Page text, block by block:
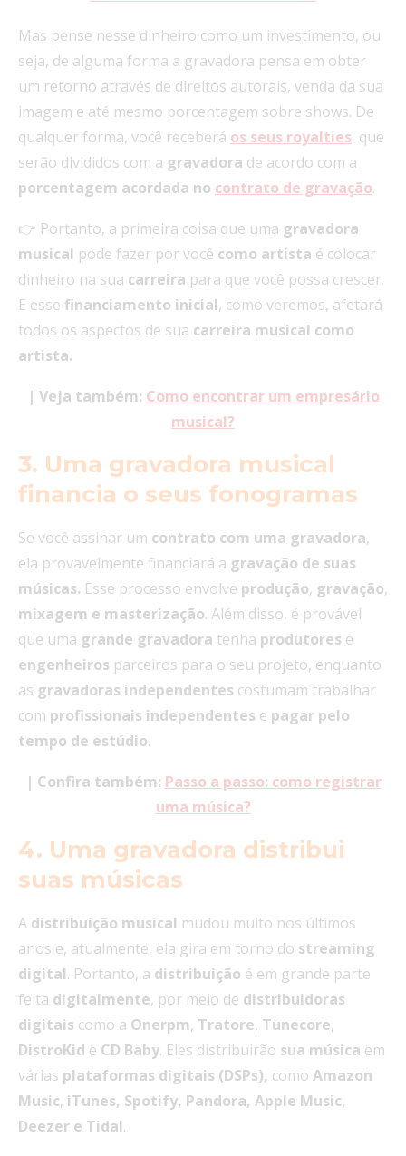
Mas pense nesse dinheiro como um investimento, ou
seja, de alguma forma a gravadora pensa em obter
um retorno através de direitos autorais, venda da sua
imagem e até mesmo porcentagem sobre shows. De
qualquer forma, você receberá os seus royalties, que
serão divididos com a gravadora de acordo com a
porcentagem acordada no contrato de gravação.
👉 Portanto, a primeira coisa que uma gravadora
musical pode fazer por você como artista é colocar
dinheiro na sua carreira para que você possa crescer.
E esse financiamento inicial, como veremos, afetará
todos os aspectos de sua carreira musical como
artista.
| Veja também: Como encontrar um empresário
musical?
3. Uma gravadora musical
financia o seus fonogramas
Se você assinar um contrato com uma gravadora,
ela provavelmente financiará a gravação de suas
músicas. Esse processo envolve produção, gravação,
mixagem e masterização. Além disso, é provável
que uma grande gravadora tenha produtores e
engenheiros parceiros para o seu projeto, enquanto
as gravadoras independentes costumam trabalhar
com profissionais independentes e pagar pelo
tempo de estúdio.
| Confira também: Passo a passo: como registrar
uma música?
4. Uma gravadora distribui
suas músicas
A distribuição musical mudou muito nos últimos
anos e, atualmente, ela gira em torno do streaming
digital. Portanto, a distribuição é em grande parte
feita digitalmente, por meio de distribuidoras
digitais como a Onerpm, Tratore, Tunecore,
DistroKid e CD Baby. Eles distribuirão sua música em
várias plataformas digitais (DSPs), como Amazon
Music, iTunes, Spotify, Pandora, Apple Music,
Deezer e Tidal.